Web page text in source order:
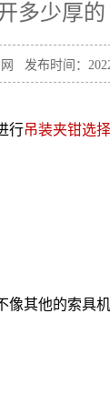
多少厚的
发布时间：
行吊装夹钳选择
其他的索具